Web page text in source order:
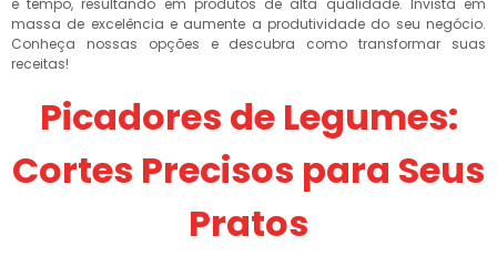
e tempo, resultando em produtos de alta qualidade. Invista em
massa de excelência e aumente a produtividade do seu negócio.
Conheça nossas opções e descubra como transformar suas
receitas!
Picadores de Legumes:
Cortes Precisos para Seus
Pratos